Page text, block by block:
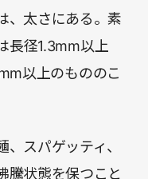
、太さにある。素
長径1.3mm以上
以上のもののこ
スパゲッティ、
騰状態を保つこと